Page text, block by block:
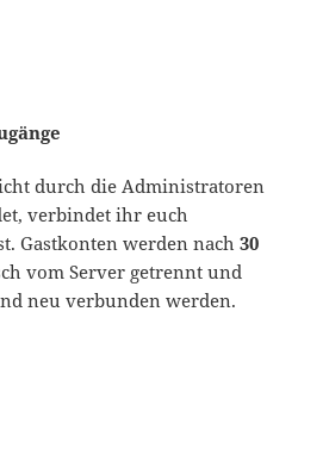
durch die Administratoren
verbindet ihr euch
Gastkonten werden nach30
vom Server getrennt und
neu verbunden werden.